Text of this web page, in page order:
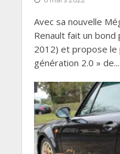
Avec sa nouvelle
Renault fait un
2012) et propose le
génération 2.0 » de...